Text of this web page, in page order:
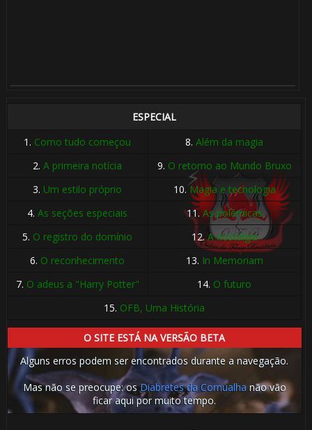
ESPECIAL
1. Como tudo começou 8.Além da magia
2.A primeira notícia 9. O retorno ao Mundo Bruxo
3. Um estilo próprio 10.Magia e tecnologia
4.As seções especiais 11.As polêmicas
5. O registro do domínio 12.A nostalgia
6. O reconhecimento 13. In Memoriam
7. O adeus a "Harry Potter" 14. O futuro
15. OFB, Uma História
O SITE ESTÁ NA VERSÃO BETA
Alguns erros podem ser encontrados durante a navegação.
Mas não se preocupe: osDiabretes da Cornualha não vão
ficar aqui por muito tempo.